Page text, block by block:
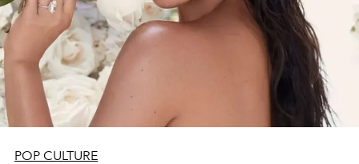
POP CULTURE